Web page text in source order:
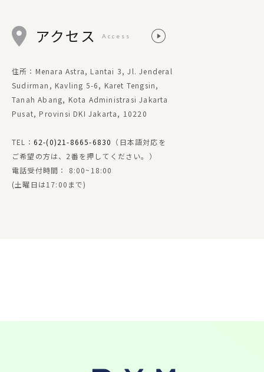
アクセス Access
住所：Menara Astra, Lantai 3, Jl. Jenderal
Sudirman, Kavling 5-6, Karet Tengsin,
Tanah Abang, Kota Administrasi Jakarta
Pusat, Provinsi DKI Jakarta, 10220
TEL： 62-(0)21-8665-6830 （日本語対応を
ご希望の方は、2番を押してください。）
電話受付時間： 8:00~18:00
(土曜日は17:00まで)